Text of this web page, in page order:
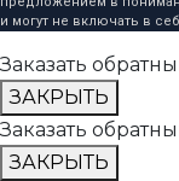
и могут не включать в
Заказать
ЗАКРЫТЬ
Заказать
ЗАКРЫТЬ